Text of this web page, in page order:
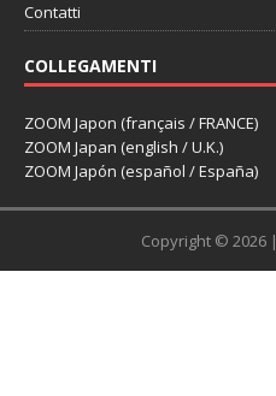
Contatti
COLLEGAMENTI
ZOOM Japon (français / FRANCE)
ZOOM Japan (english / U.K.)
ZOOM Japón (español / España)
Copyright © 2026 |